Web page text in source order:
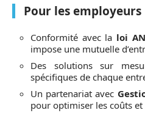
Pour les employeurs
Conformité avec la loi
impose une mutuelle
Des solutions sur
spécifiques de chaque
Un partenariat avec
pour optimiser les coûts et